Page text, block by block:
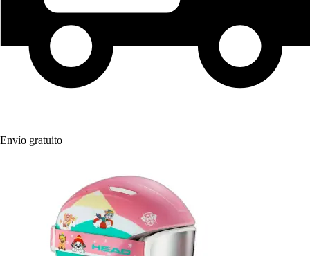
Envío gratuito